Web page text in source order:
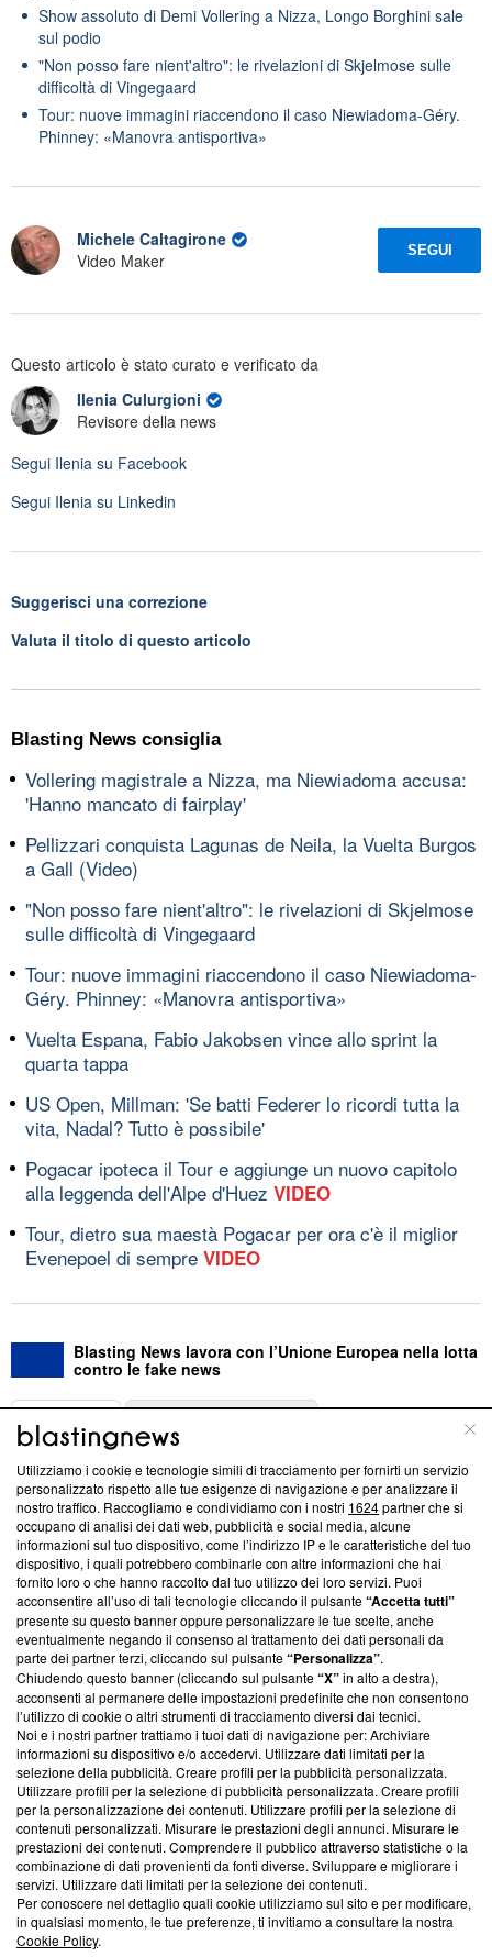
Show assoluto di Demi Vollering a Nizza, Longo Borghini sale
sul podio
"Non posso fare nient'altro": le rivelazioni di Skjelmose sulle
difficoltà di Vingegaard
Tour: nuove immagini riaccendono il caso Niewiadoma-Géry.
Phinney: «Manovra antisportiva»
Michele Caltagirone
Video Maker
SEGUI
Questo articolo è stato curato e verificato da
Ilenia Culurgioni
Revisore della news
Segui Ilenia su Facebook
Segui Ilenia su Linkedin
Suggerisci una correzione
Valuta il titolo di questo articolo
Blasting News consiglia
Vollering magistrale a Nizza, ma Niewiadoma accusa:
'Hanno mancato di fairplay'
Pellizzari conquista Lagunas de Neila, la Vuelta Burgos
a Gall (Video)
"Non posso fare nient'altro": le rivelazioni di Skjelmose
sulle difficoltà di Vingegaard
Tour: nuove immagini riaccendono il caso Niewiadoma-
Géry. Phinney: «Manovra antisportiva»
Vuelta Espana, Fabio Jakobsen vince allo sprint la
quarta tappa
US Open, Millman: 'Se batti Federer lo ricordi tutta la
vita, Nadal? Tutto è possibile'
Pogacar ipoteca il Tour e aggiunge un nuovo capitolo
alla leggenda dell'Alpe d'Huez VIDEO
Tour, dietro sua maestà Pogacar per ora c'è il miglior
Evenepoel di sempre VIDEO
Blasting News lavora con l’Unione Europea nella lotta
contro le fake news
ABOUT
Questa sezione offre informazioni trasparenti su Blasting
News, sui nostri processi editoriali e su come ci impegniamo a
creare news di qualità. Inoltre, afferma la nostra aderenza a
‘Trust Project - News with Integrity’Blasting News non è
ancora membro del programma, ma ha richiesto di farne
parte; Trust Project non ha ancora effettuato una verifica di
conformità agli standard.
Su di noi
Team editoriale
Corporate
Redazione
Informativa Privacy
Cookie Policy
Blasting SA, IDI CHE-247.845.224, Via Carlo Frasca, 3 - 6900
Lugano (Svizzera) Tel:+39 0690258937
Utilizziamo i cookie e tecnologie simili di tracciamento per fornirti un servizio
personalizzato rispetto alle tue esigenze di navigazione e per analizzare il
nostro traffico. Raccogliamo e condividiamo con i nostri 1624partner che si
occupano di analisi dei dati web, pubblicità e social media, alcune
informazioni sul tuo dispositivo, come l’indirizzo IP e le caratteristiche del tuo
dispositivo, i quali potrebbero combinarle con altre informazioni che hai
fornito loro o che hanno raccolto dal tuo utilizzo dei loro servizi. Puoi
acconsentire all’uso di tali tecnologie cliccando il pulsante“Accetta tutti”
presente su questo banner oppure personalizzare le tue scelte, anche
eventualmente negando il consenso al trattamento dei dati personali da
parte dei partner terzi, cliccando sul pulsante“Personalizza”.
Chiudendo questo banner (cliccando sul pulsante“X”in alto a destra),
acconsenti al permanere delle impostazioni predefinite che non consentono
l’utilizzo di cookie o altri strumenti di tracciamento diversi dai tecnici.
Noi e i nostri partner trattiamo i tuoi dati di navigazione per: Archiviare
informazioni su dispositivo e/o accedervi. Utilizzare dati limitati per la
selezione della pubblicità. Creare profili per la pubblicità personalizzata.
Utilizzare profili per la selezione di pubblicità personalizzata. Creare profili
per la personalizzazione dei contenuti. Utilizzare profili per la selezione di
contenuti personalizzati. Misurare le prestazioni degli annunci. Misurare le
prestazioni dei contenuti. Comprendere il pubblico attraverso statistiche o la
combinazione di dati provenienti da fonti diverse. Sviluppare e migliorare i
servizi. Utilizzare dati limitati per la selezione dei contenuti.
Per conoscere nel dettaglio quali cookie utilizziamo sul sito e per modificare,
in qualsiasi momento, le tue preferenze, ti invitiamo a consultare la nostra
Cookie Policy.